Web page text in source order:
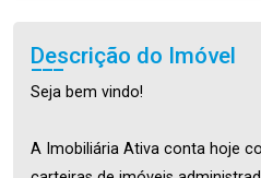
Descrição do Imóvel
Seja bem vindo!
A Imobiliária Ativa conta hoje